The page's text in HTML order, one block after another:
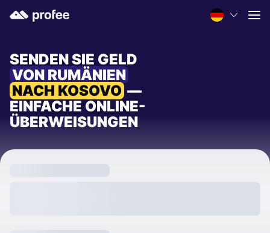
SENDEN SIE GELD
VON RUMÄNIEN
NACH KOSOVO —
EINFACHE ONLINE-
ÜBERWEISUNGEN